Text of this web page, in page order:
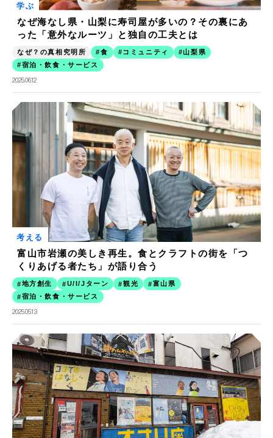
学ぶ
なぜ海なし県・山梨に寿司屋が多いの？その裏にあ
った「意外なルーツ」と独自の工夫とは
なぜ？の真相究明所 食 コミュニティ
山梨県
宿泊・飲食・サービス
2025.06.12
考える
富山市岩瀬の美しき再生。食とクラフトの街を「つ
くりあげる者たち」が語り合う
地方創生 U/I/Jターン 観光
富山県
宿泊・飲食・サービス
2025.05.13